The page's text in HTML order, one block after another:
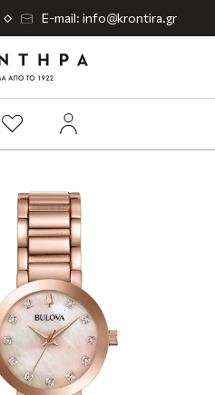
E-mail: info@krontira.gr